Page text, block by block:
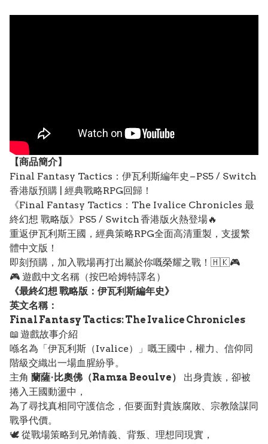
【商品簡介】
Final Fantasy Tactics：伊瓦利斯編年史 – PS5 / Switch
香港版預購 | 經典戰略RPG回歸！
《Final Fantasy Tactics：The Ivalice Chronicles 最
終幻想 戰略版》PS5 / Switch 香港版火熱登場🔥
重返伊瓦利斯王國，經典策略RPG全面高清重製，支援繁
體中文版！
即刻預購，加入戰場再打出屬於你嘅榮耀之戰！🇭🇰🎮
🎮 遊戲中文名稱（按巴哈姆特譯名）
《最終幻想 戰略版：伊瓦利斯編年史》
英文名稱：
Final Fantasy Tactics: The Ivalice Chronicles
📖 遊戲故事介紹
喺名為「伊瓦利斯（Ivalice）」嘅王國中，權力、信仰同
階級交織出一場血腥紛爭。
主角 蘭薩·比奧佛（Ramza Beoulve）
出身貴族，卻被
捲入王國動盪中，
為了尋找真相同守護信念，佢要面對貴族腐敗、宗教陰謀同
戰爭代價。
🕊️ 從戰場策略到兄弟情義、背叛、理想同現實，